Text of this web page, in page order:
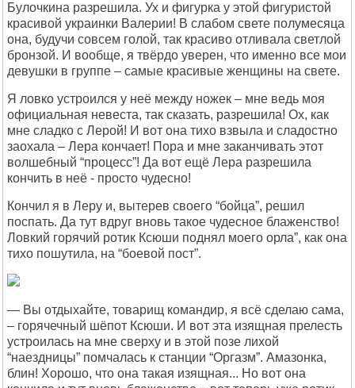
Булочкина разрешила. Ух и фигурка у этой фигуристой
красивой украинки Валерии! В слабом свете полумесяца
она, будучи совсем голой, так красиво отливала светлой
бронзой. И вообще, я твёрдо уверен, что именно все мои
девушки в группе – самые красивые женщины на свете.
Я ловко устроился у неё между ножек – мне ведь моя
официальная невеста, так сказать, разрешила! Ох, как
мне сладко с Лерой! И вот она тихо взвыла и сладостно
заохала – Лера кончает! Пора и мне заканчивать этот
волшебный “процесс”! Да вот ещё Лера разрешила
кончить в неё - просто чудесно!
Кончил я в Леру и, вытерев своего “бойца”, решил
поспать. Да тут вдруг вновь такое чудесное блаженство!
Ловкий горячий ротик Ксюши поднял моего орла”, как она
тихо пошутила, на “боевой пост”.
— Вы отдыхайте, товарищ командир, я всё сделаю сама,
– горячечный шёпот Ксюши. И вот эта изящная прелесть
устроилась на мне сверху и в этой позе лихой
“наездницы” помчалась к станции “Оргазм”. Амазонка,
блин! Хорошо, что она такая изящная... Но вот она